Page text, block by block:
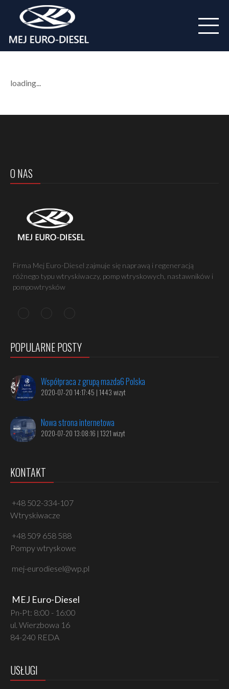
loading...
O NAS
Firma Mej Euro-Diesel zajmuje się naprawą i regeneracją
różnego typu wtryskiwaczy, pomp wtryskowych, nastawników i
pompowtrysków
POPULARNE POSTY
Współpraca z grupą mazda6 Polska
2020-07-20 14:17:45 | 1443 wizyt
Nowa strona internetowa
2020-07-20 13:08:16 | 1321 wizyt
KONTAKT
+48 502-334-107
Wtryskiwacze
+48 509 658 588
Pompy wtryskowe
mej-eurodiesel@wp.pl
MEJ Euro-Diesel
Pn-Pt: 8:00 - 16:00
ul. Wierzbowa 16
84-240 REDA
USŁUGI